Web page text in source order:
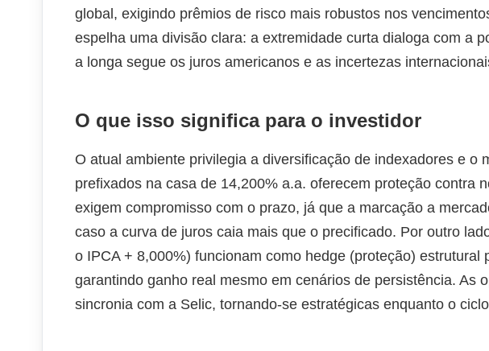
global, exigindo prêmios de risco mais robustos nos
espelha uma divisão clara: a extremidade curta dialoga com a
a longa segue os juros americanos e as incertezas
O que isso significa para o investidor
O atual ambiente privilegia a diversificação de indexadores e o
prefixados na casa de 14,200% a.a. oferecem proteção contra
exigem compromisso com o prazo, já que a marcação a
caso a curva de juros caia mais que o precificado. Por outro
o IPCA + 8,000%) funcionam como hedge (proteção) estrutural
garantindo ganho real mesmo em cenários de persistência. As
sincronia com a Selic, tornando-se estratégicas enquanto o